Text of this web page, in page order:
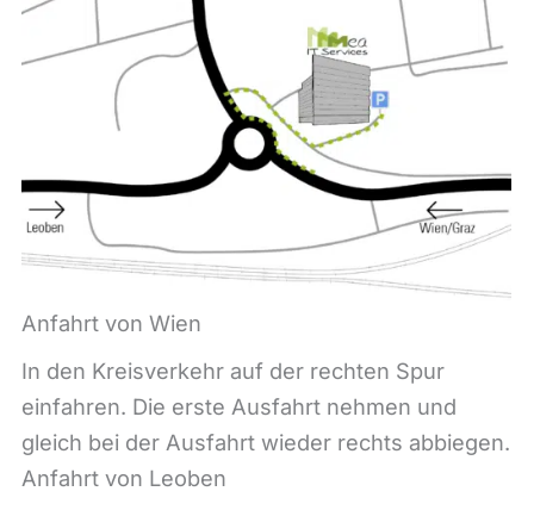
Anfahrt von Wien
In den Kreisverkehr auf der rechten Spur
einfahren. Die erste Ausfahrt nehmen und
gleich bei der Ausfahrt wieder rechts abbiegen.
Anfahrt von Leoben